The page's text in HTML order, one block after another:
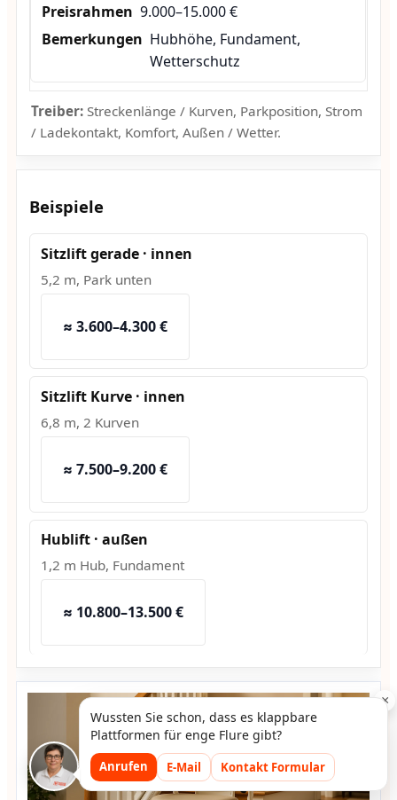
9.000–15.000 €
Hubhöhe, Fundament,
Wetterschutz
Treiber:Streckenlänge / Kurven, Parkposition, Strom
/ Ladekontakt, Komfort, Außen / Wetter.
Beispiele
Sitzlift gerade · innen
5,2 m, Park unten
≈ 3.600–4.300 €
Sitzlift Kurve · innen
6,8 m, 2 Kurven
≈ 7.500–9.200 €
Hublift · außen
1,2 m Hub, Fundament
≈ 10.800–13.500 €
×
Wussten Sie schon, dass es klappbare
Plattformen für enge Flure gibt?
Anrufen E-Mail Kontakt Formular